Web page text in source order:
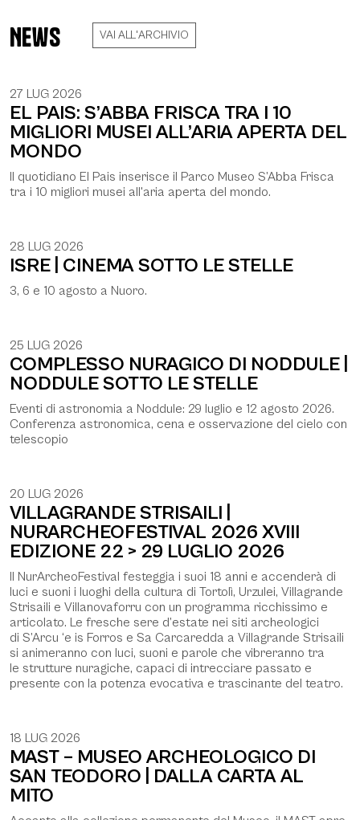
News VAI ALL'ARCHIVIO
27 LUG 2026
EL PAIS: S’ABBA FRISCA TRA I 10
MIGLIORI MUSEI ALL’ARIA APERTA DEL
MONDO
Il quotidiano El Pais inserisce il Parco Museo S’Abba Frisca
tra i 10 migliori musei all'aria aperta del mondo.
28 LUG 2026
ISRE | CINEMA SOTTO LE STELLE
3, 6 e 10 agosto a Nuoro.
25 LUG 2026
COMPLESSO NURAGICO DI NODDULE |
NODDULE SOTTO LE STELLE
Eventi di astronomia a Noddule: 29 luglio e 12 agosto 2026.
Conferenza astronomica, cena e osservazione del cielo con
telescopio
20 LUG 2026
VILLAGRANDE STRISAILI |
NURARCHEOFESTIVAL 2026 XVIII
EDIZIONE 22 > 29 LUGLIO 2026
Il NurArcheoFestival festeggia i suoi 18 anni e accenderà di
luci e suoni i luoghi della cultura di Tortolì, Urzulei, Villagrande
Strisaili e Villanovaforru con un programma ricchissimo e
articolato. Le fresche sere d’estate nei siti archeologici
di S’Arcu ‘e is Forros e Sa Carcaredda a Villagrande Strisaili
si animeranno con luci, suoni e parole che vibreranno tra
le strutture nuragiche, capaci di intrecciare passato e
presente con la potenza evocativa e trascinante del teatro.
18 LUG 2026
MAST – MUSEO ARCHEOLOGICO DI
SAN TEODORO | DALLA CARTA AL
MITO